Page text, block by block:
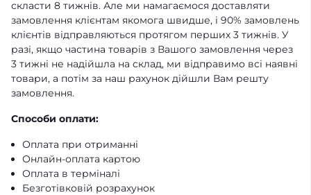
скласти 8 тижнів. Але ми намагаємося доставляти
замовлення клієнтам якомога швидше, і 90% замовлень
клієнтів відправляються протягом перших 3 тижнів. У
разі, якщо частина товарів з Вашого замовлення через
3 тижні не надійшла на склад, ми відправимо всі наявні
товари, а потім за наш рахунок дійшли Вам решту
замовлення.
Способи оплати:
Оплата при отриманні
Онлайн-оплата картою
Оплата в терміналі
Безготівковій розрахунок